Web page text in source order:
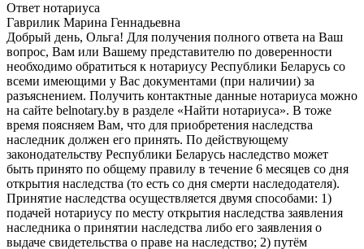
Ответ нотариуса
Гаврилик Марина Геннадьевна
Добрый день, Ольга! Для получения полного ответа на Ваш
вопрос, Вам или Вашему представителю по доверенности
необходимо обратиться к нотариусу Республики Беларусь со
всеми имеющими у Вас документами (при наличии) за
разъяснением. Получить контактные данные нотариуса можно
на сайте belnotary.by в разделе «Найти нотариуса». В тоже
время поясняем Вам, что для приобретения наследства
наследник должен его принять. По действующему
законодательству Республики Беларусь наследство может
быть принято по общему правилу в течение 6 месяцев со дня
открытия наследства (то есть со дня смерти наследодателя).
Принятие наследства осуществляется двумя способами: 1)
подачей нотариусу по месту открытия наследства заявления
наследника о принятии наследства либо его заявления о
выдаче свидетельства о праве на наследство; 2) путём